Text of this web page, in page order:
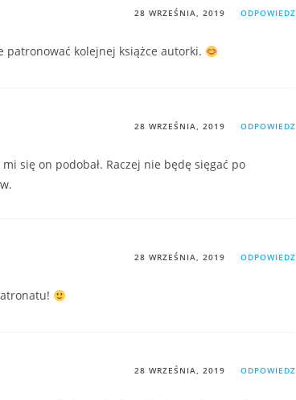
28 WRZEŚNIA, 2019 ODPOWIEDZ
patronować kolejnej książce autorki.
28 WRZEŚNIA, 2019 ODPOWIEDZ
się on podobał. Raczej nie będę sięgać po
28 WRZEŚNIA, 2019 ODPOWIEDZ
28 WRZEŚNIA, 2019 ODPOWIEDZ